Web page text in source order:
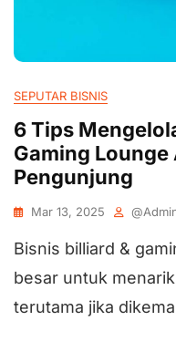
SEPUTAR BISNIS
6 Tips
Gaming Lounge
Pengunjung
Mar 13, 2025
Bisnis billiard &
besar untuk
terutama jika